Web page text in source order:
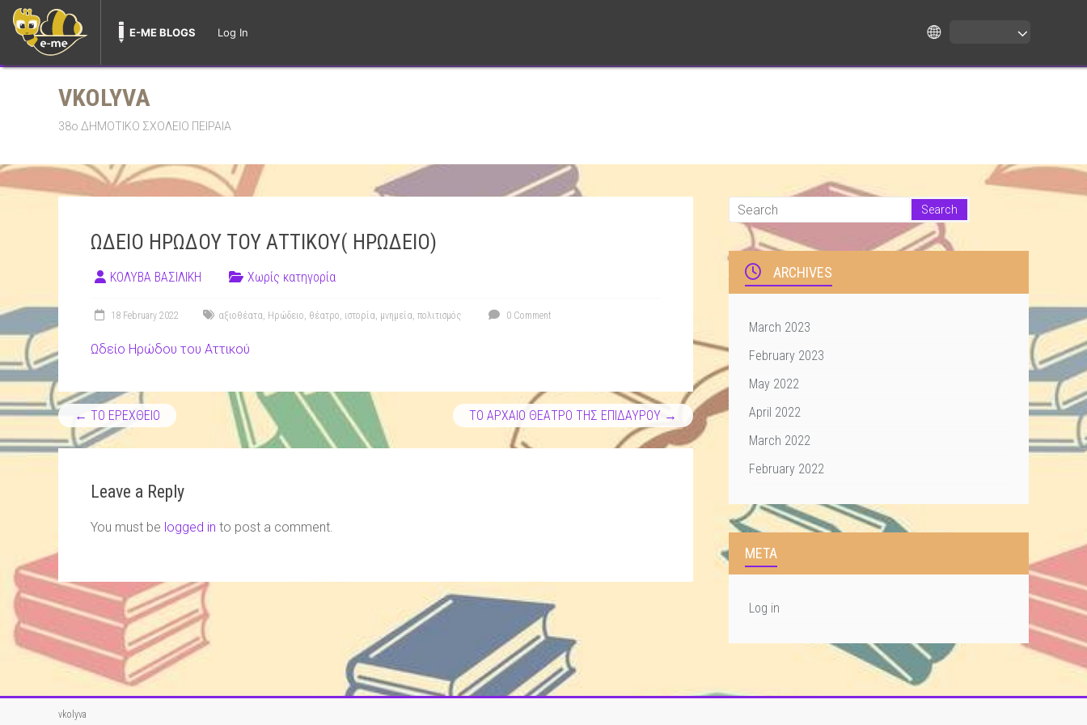
E-ME BLOGS Log In
Skip
VKOLYVA
38ο ΔΗΜΟΤΙΚΟ ΣΧΟΛΕΙΟ ΠΕΙΡΑΙΑ
ΩΔΕΙΟ ΗΡΩΔΟΥ ΤΟΥ ΑΤΤΙΚΟΥ( ΗΡΩΔΕΙΟ)
ΚΟΛΥΒΑ ΒΑΣΙΛΙΚΗ Χωρίς κατηγορία
18 February 2022 αξιοθέατα, Ηρώδειο, θέατρο, ιστορία, μνημεία, πολιτισμός 0 Comment
Ωδείο Ηρώδου του Αττικού
← ΤΟ ΕΡΕΧΘΕΙΟ ΤΟ ΑΡΧΑΙΟ ΘΕΑΤΡΟ ΤΗΣ ΕΠΙΔΑΥΡΟΥ →
Leave a Reply
You must be logged in to post a comment.
ARCHIVES
March 2023
February 2023
May 2022
April 2022
March 2022
February 2022
META
Log in
vkolyva